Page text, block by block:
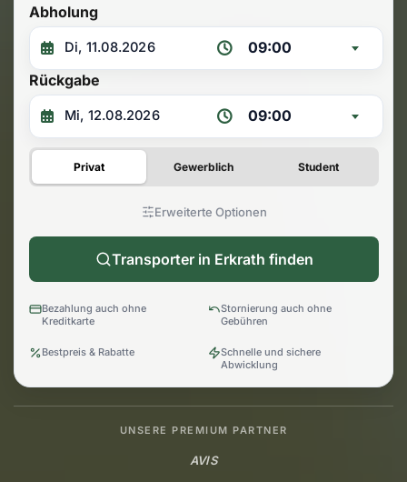
Abholung
09:00
Rückgabe
09:00
Privat Gewerblich Student
Erweiterte Optionen
Transporter in Erkrath finden
Bezahlung auch ohne
Kreditkarte
Stornierung auch ohne
Gebühren
Bestpreis & Rabatte
Schnelle und sichere
Abwicklung
UNSERE PREMIUM PARTNER
AVIS